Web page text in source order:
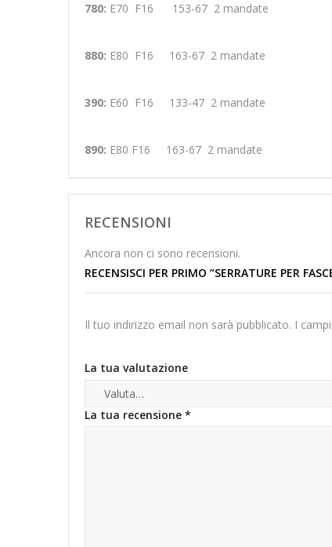
780: E70 F16 153-67 2 mandate
880: E80 F16 163-67 2 mandate
390: E60 F16 133-47 2 mandate
890: E80 F16 163-67 2 mandate
RECENSIONI
Ancora non ci sono recensioni.
RECENSISCI PER PRIMO “SERRATURE PER
Il tuo indirizzo email non sarà pubblicato. I
La tua valutazione
La tua recensione *